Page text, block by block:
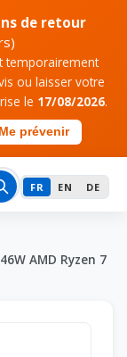
de retour
temporairement
ou laisser votre
le 17/08/2026.
prévenir
FR EN DE
AMD Ryzen 7